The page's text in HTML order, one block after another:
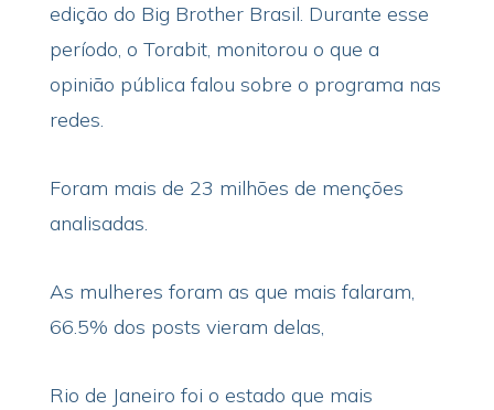
edição do Big Brother Brasil. Durante esse
período, o Torabit, monitorou o que a
opinião pública falou sobre o programa nas
redes.
Foram mais de 23 milhões de menções
analisadas.
As mulheres foram as que mais falaram,
66.5% dos posts vieram delas,
Rio de Janeiro foi o estado que mais